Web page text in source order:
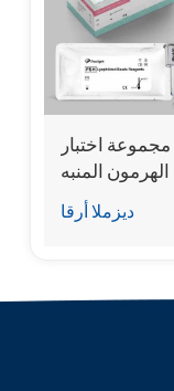
مجموعة اختبار
الهرمون المنبه
ديزملا أرقا